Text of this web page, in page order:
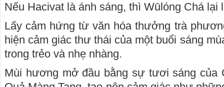
Nếu Hacivat là ánh sáng, thì Wūlóng Chá lại
Lấy cảm hứng từ văn hóa thưởng trà
hiện cảm giác thư thái của một buổi sáng
trong trẻo và nhẹ nhàng.
Mùi hương mở đầu bằng sự tươi sáng của